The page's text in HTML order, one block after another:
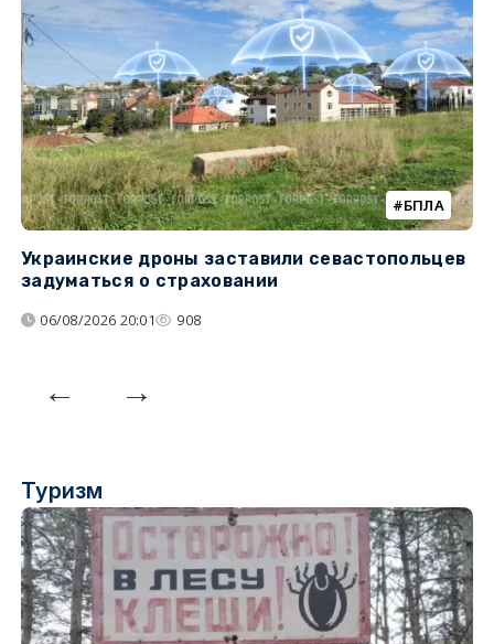
БПЛА
Украинские дроны заставили севастопольцев
задуматься о страховании
06/08/2026 20:01 908
Туризм